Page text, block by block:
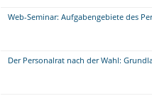
Web-Seminar: Aufgabengebiete des
Der Personalrat nach der Wahl: